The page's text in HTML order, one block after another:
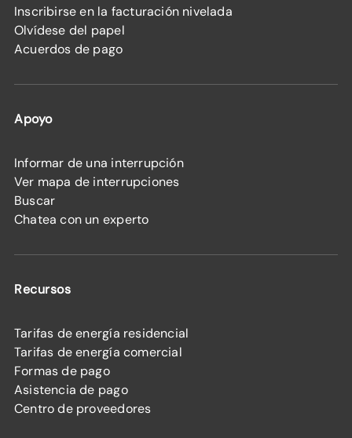
Inscribirse en la facturación nivelada
Olvídese del papel
Acuerdos de pago
Apoyo
Informar de una interrupción
Ver mapa de interrupciones
Buscar
Chatea con un experto
Recursos
Tarifas de energía residencial
Tarifas de energía comercial
Formas de pago
Asistencia de pago
Centro de proveedores